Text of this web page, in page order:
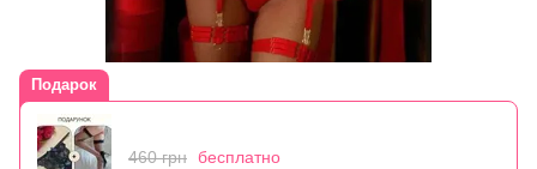
Подарок
460 грн бесплатно